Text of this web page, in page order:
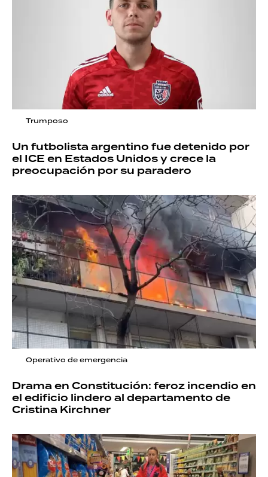
Trumposo
Un futbolista argentino fue detenido por
el ICE en Estados Unidos y crece la
preocupación por su paradero
Operativo de emergencia
Drama en Constitución: feroz incendio en
el edificio lindero al departamento de
Cristina Kirchner